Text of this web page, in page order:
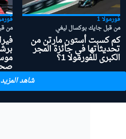
فورمولا 1
من قبل جايك بوكسال ليغي
كم كسبت أستون مارتن من
تحديثاتها في جائزة المجر
الكبرى للفورمولا 1؟
من
شاهد المزيد